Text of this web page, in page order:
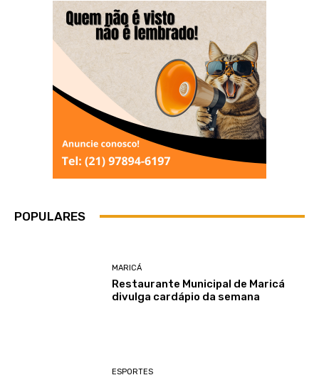
POPULARES
MARICÁ
Restaurante Municipal de Maricá
divulga cardápio da semana
ESPORTES